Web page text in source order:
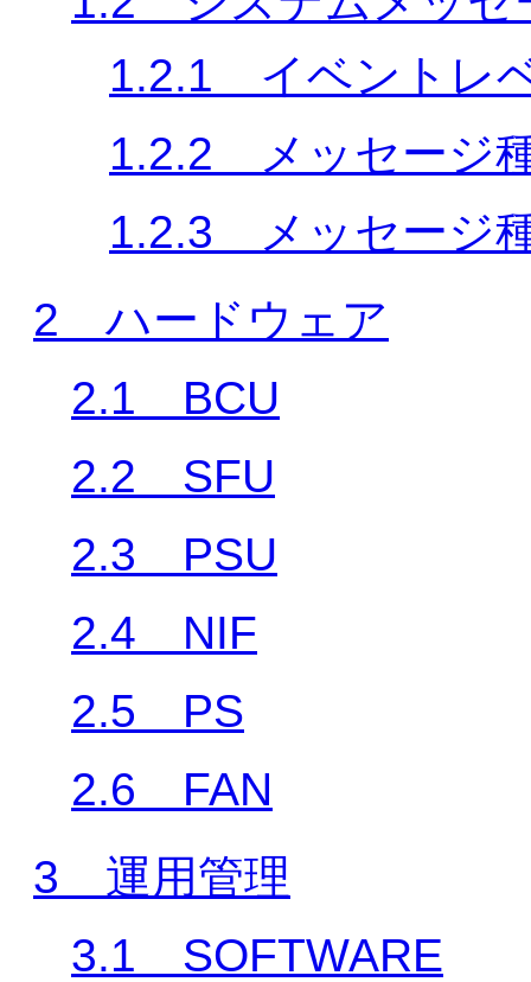
1.2.1 イベントレ
1.2.2 メッセージ
1.2.3 メッセージ
2 ハードウェア
2.1 BCU
2.2 SFU
2.3 PSU
2.4 NIF
2.5 PS
2.6 FAN
3 運用管理
3.1 SOFTWARE